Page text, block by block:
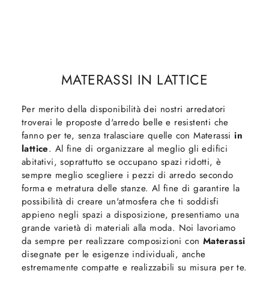
MATERASSI IN LATTICE
Per merito della disponibilità dei nostri arredatori
troverai le proposte d'arredo belle e resistenti che
fanno per te, senza tralasciare quelle con Materassiin
lattice. Al fine di organizzare al meglio gli edifici
abitativi, soprattutto se occupano spazi ridotti, è
sempre meglio scegliere i pezzi di arredo secondo
forma e metratura delle stanze. Al fine di garantire la
possibilità di creare un'atmosfera che ti soddisfi
appieno negli spazi a disposizione, presentiamo una
grande varietà di materiali alla moda. Noi lavoriamo
da sempre per realizzare composizioni con Materassi
disegnate per le esigenze individuali, anche
estremamente compatte e realizzabili su misura per te.